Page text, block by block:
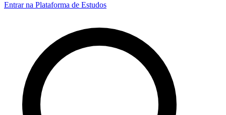
Entrar na Plataforma de Estudos